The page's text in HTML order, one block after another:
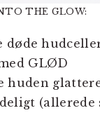
THE GLOW:
døde hudceller
GLØD
huden